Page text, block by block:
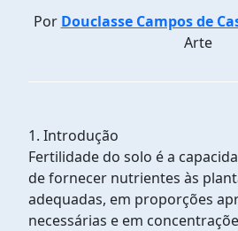
Por Douclasse Campos de
Arte
1. Introdução
Fertilidade do solo é a
de fornecer nutrientes às
adequadas, em proporções
necessárias e em